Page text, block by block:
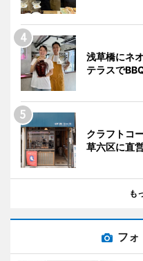
浅草橋にネ
テラスで
クラフトコ
草六区に直
も
フォ